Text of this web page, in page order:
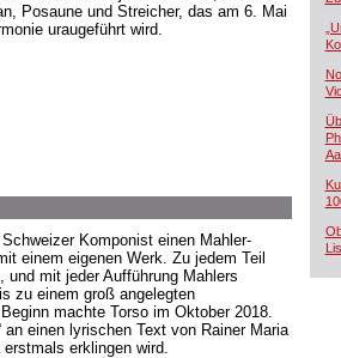
Posaune und Streicher, das am 6. Mai
uraugeführt wird.
Komponist einen Mahler-
einem eigenen Werk. Zu jedem Teil
mit jeder Aufführung Mahlers
zu einem groß angelegten
machte Torso im Oktober 2018.
einen lyrischen Text von Rainer Maria
erklingen wird.